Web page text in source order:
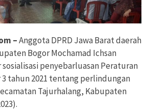
–Anggota DPRD Jawa Barat daerah
Bogor Mochamad Ichsan
penyebarluasan Peraturan
tahun 2021 tentang perlindungan
Tajurhalang, Kabupaten